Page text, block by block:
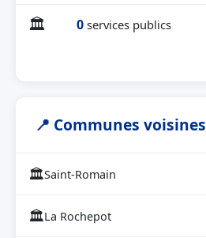
🏛 0 services publics
📍 Communes voisines
🏛Saint-Romain
🏛La Rochepot